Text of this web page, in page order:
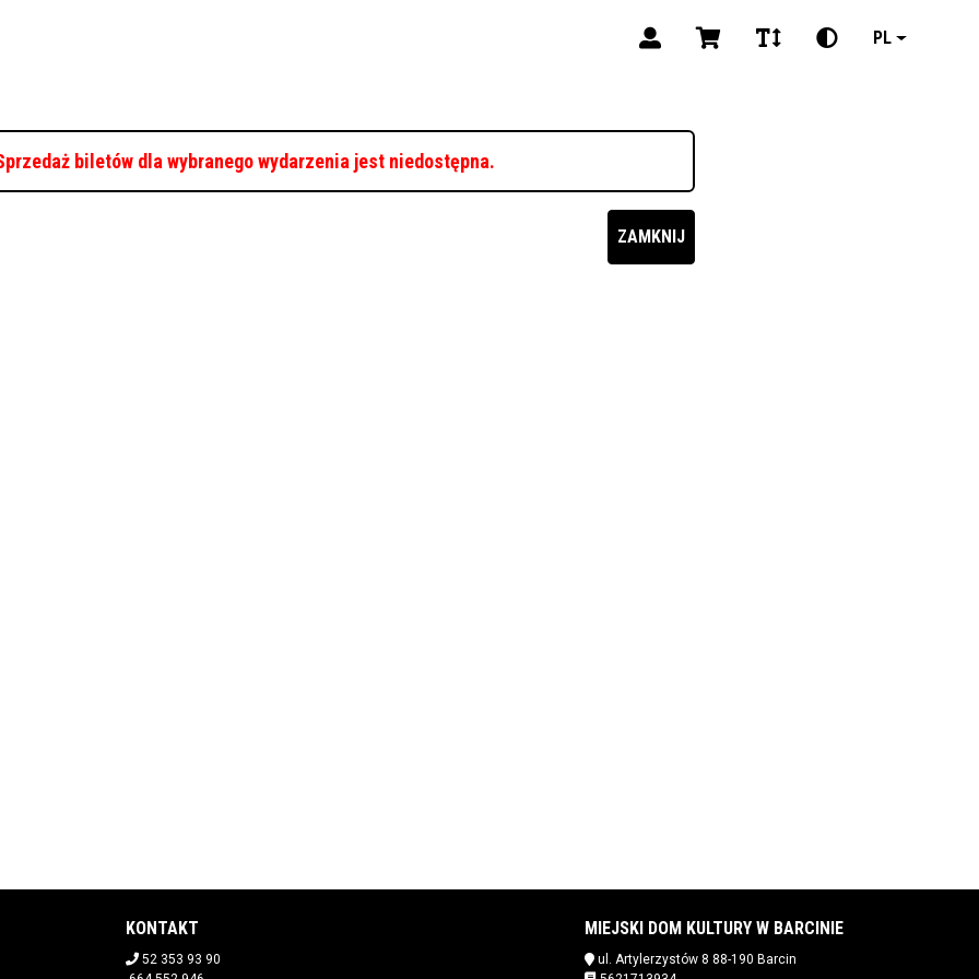
PL
biletów dla wybranego wydarzenia jest niedostępna.
ZAMKNIJ
KONTAKT
52 353 93 90
MIEJSKI DOM KULTURY W BARCINIE
ul. Artylerzystów 8 88-190 Barcin